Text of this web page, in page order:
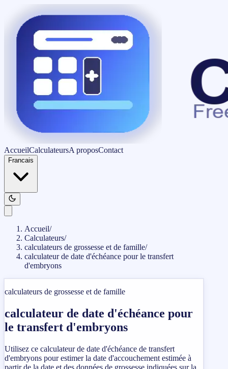
AccueilCalculateursA proposContact
Francais
Accueil/
Calculateurs/
calculateurs de grossesse et de famille/
calculateur de date d'échéance pour le transfert
d'embryons
calculateurs de grossesse et de famille
calculateur de date d'échéance pour
le transfert d'embryons
Utilisez ce calculateur de date d'échéance de transfert
d'embryons pour estimer la date d'accouchement estimée à
partir de la date et des données de grossesse indiquées sur la